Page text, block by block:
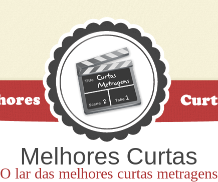
Melhores Curtas
O lar das melhores curtas metragens